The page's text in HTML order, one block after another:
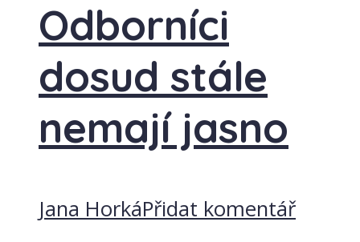
Odborníci
dosud stále
nemají jasno
Jana HorkáPřidat komentář